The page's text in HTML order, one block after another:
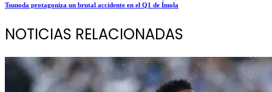
Tsunoda protagoniza un brutal accidente en el Q1 de Ímola
NOTICIAS RELACIONADAS